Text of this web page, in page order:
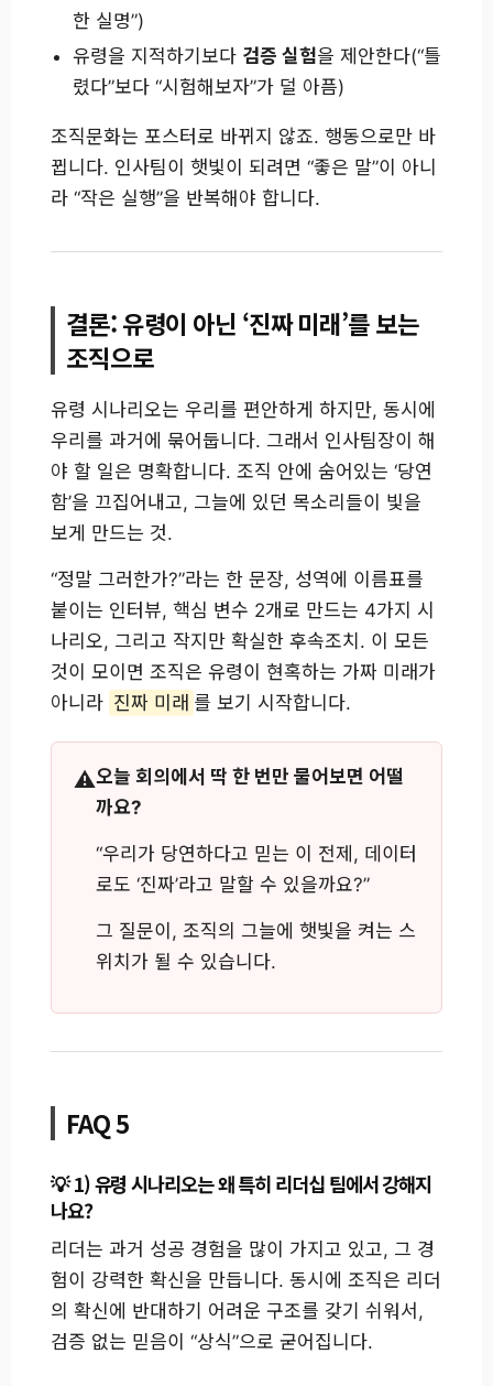
한 실명”)
유령을 지적하기보다 검증 실험을 제안한다(“틀
렸다”보다 “시험해보자”가 덜 아픔)
조직문화는 포스터로 바뀌지 않죠. 행동으로만 바
뀝니다. 인사팀이 햇빛이 되려면 “좋은 말”이 아니
라 “작은 실행”을 반복해야 합니다.
결론: 유령이 아닌 ‘진짜 미래’를 보는
조직으로
유령 시나리오는 우리를 편안하게 하지만, 동시에
우리를 과거에 묶어둡니다. 그래서 인사팀장이 해
야 할 일은 명확합니다. 조직 안에 숨어있는 ‘당연
함’을 끄집어내고, 그늘에 있던 목소리들이 빛을
보게 만드는 것.
“정말 그러한가?”라는 한 문장, 성역에 이름표를
붙이는 인터뷰, 핵심 변수 2개로 만드는 4가지 시
나리오, 그리고 작지만 확실한 후속조치. 이 모든
것이 모이면 조직은 유령이 현혹하는 가짜 미래가
아니라 진짜 미래 를 보기 시작합니다.
오늘 회의에서 딱 한 번만 물어보면 어떨
까요?
“우리가 당연하다고 믿는 이 전제, 데이터
로도 ‘진짜’라고 말할 수 있을까요?”
그 질문이, 조직의 그늘에 햇빛을 켜는 스
위치가 될 수 있습니다.
FAQ 5
1) 유령 시나리오는 왜 특히 리더십 팀에서 강해지
나요?
리더는 과거 성공 경험을 많이 가지고 있고, 그 경
험이 강력한 확신을 만듭니다. 동시에 조직은 리더
의 확신에 반대하기 어려운 구조를 갖기 쉬워서,
검증 없는 믿음이 “상식”으로 굳어집니다.